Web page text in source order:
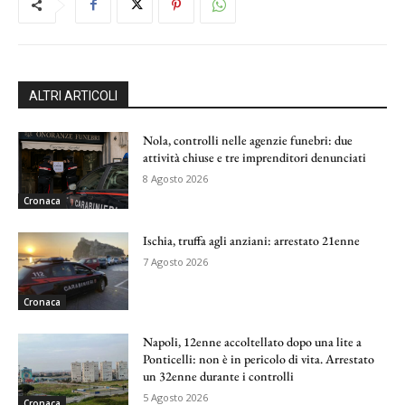
ALTRI ARTICOLI
Cronaca
Nola, controlli nelle agenzie funebri: due
attività chiuse e tre imprenditori denunciati
8 Agosto 2026
Cronaca
Ischia, truffa agli anziani: arrestato 21enne
7 Agosto 2026
Napoli, 12enne accoltellato dopo una lite a
Ponticelli: non è in pericolo di vita. Arrestato
un 32enne durante i controlli
5 Agosto 2026